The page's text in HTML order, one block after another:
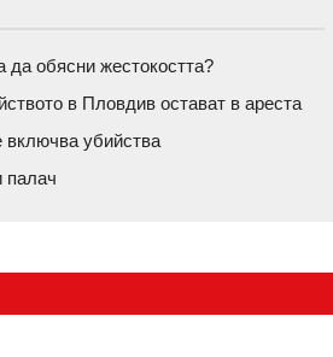
да обясни жестокостта?
в Пловдив остават в ареста
убийства
палач